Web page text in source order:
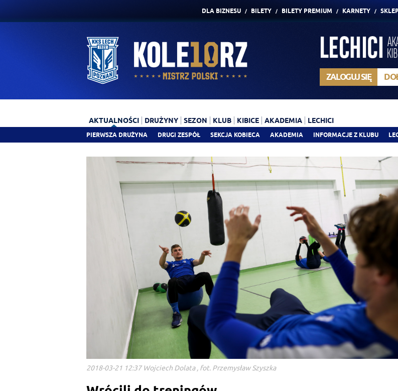
DLA BIZNESU BILETY BILETY PREMIUM KARNETY
ZALOGUJ SIĘ
AKTUALNOŚCI
PIERWSZA DRUŻYNA DRUGI ZESPÓŁ SEKCJA KOBIECA AKADEMIA INFORMACJE Z KLUBU
DRUŻYNY SEZON KLUB KIBICE AKADEMIA LECHICI
2018-03-21 12:37 Wojciech Dolata , fot. Przemysław Szyszka